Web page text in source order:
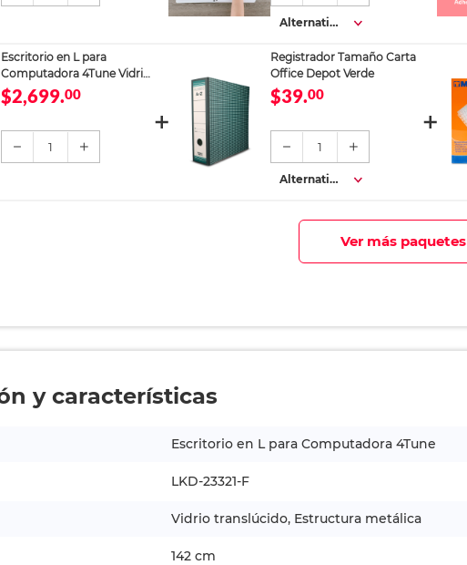
Alternativa
Escritorio en L para
Computadora 4Tune Vidrio
Translúcido
$2,699.00
1
Registrador Tamaño Carta
Office Depot Verde
$39.00
1
Alternativa
Ver más paquetes
y características
Escritorio en L para Computadora 4Tune
LKD-23321-F
Vidrio translúcido, Estructura metálica
142 cm